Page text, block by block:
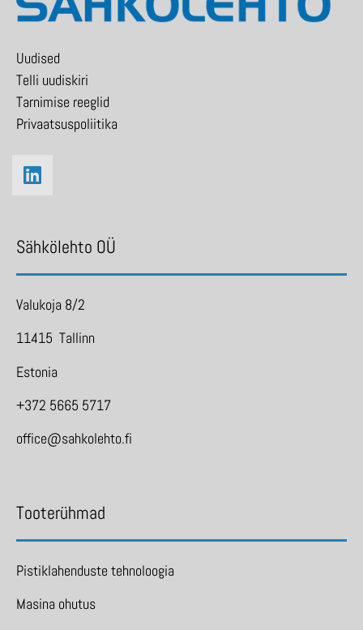
Uudised
Telli uudiskiri
Tarnimise reeglid
Privaatsuspoliitika
Sähkölehto OÜ
Valukoja 8/2
11415 Tallinn
Estonia
+372 5665 5717
office@sahkolehto.fi
Tooterühmad
Pistiklahenduste tehnoloogia
Masina ohutus